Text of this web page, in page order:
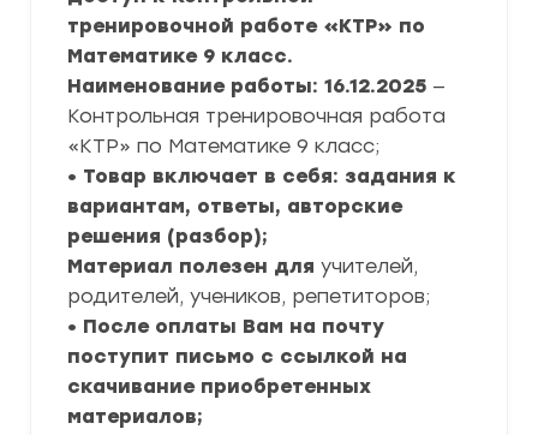
тренировочной работе «КТР» по
Математике 9 класс.
Наименование работы: 16.12.2025 —
Контрольная тренировочная работа
«КТР» по Математике 9 класс;
• Товар включает в себя: задания к
вариантам, ответы, авторские
решения (разбор);
Материал полезен для учителей,
родителей, учеников, репетиторов;
• После оплаты Вам на почту
поступит письмо с ссылкой на
скачивание приобретенных
материалов;